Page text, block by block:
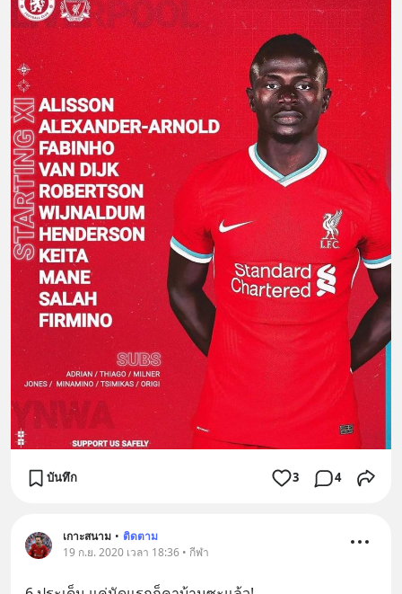
บันทึก 3 4
เกาะสนาม • ติดตาม
19 ก.ย. 2020 เวลา 18:36 • กีฬา